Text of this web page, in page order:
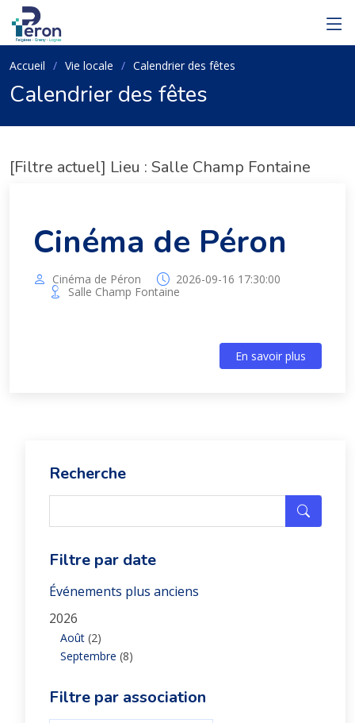
Accueil Vie locale Calendrier des fêtes
Calendrier des fêtes
[Filtre actuel] Lieu : Salle Champ Fontaine
Cinéma de Péron
Cinéma de Péron
2026-09-16 17:30:00
Salle Champ Fontaine
En savoir plus
Recherche
Filtre par date
Événements plus anciens
2026
Août (2)
Septembre (8)
Filtre par association